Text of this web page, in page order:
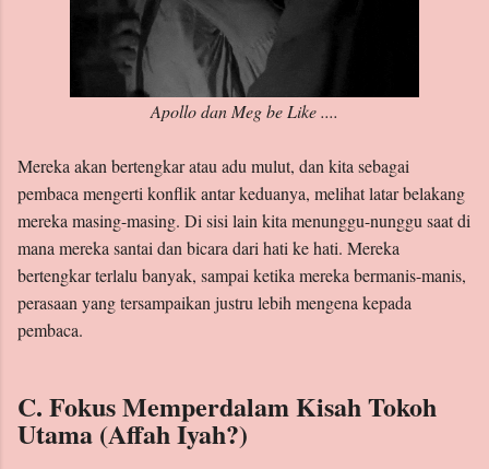
Apollo dan Meg be Like ....
Mereka akan bertengkar atau adu mulut, dan kita sebagai
pembaca mengerti konflik antar keduanya, melihat latar belakang
mereka masing-masing. Di sisi lain kita menunggu-nunggu saat di
mana mereka santai dan bicara dari hati ke hati. Mereka
bertengkar terlalu banyak, sampai ketika mereka bermanis-manis,
perasaan yang tersampaikan justru lebih mengena kepada
pembaca.
C. Fokus Memperdalam Kisah Tokoh
Utama (Affah Iyah?)